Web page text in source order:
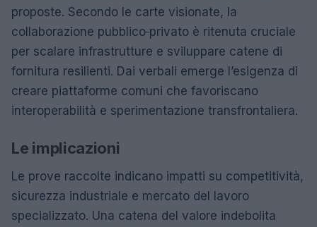
proposte. Secondo le carte visionate, la
collaborazione pubblico‑privato è ritenuta cruciale
per scalare infrastrutture e sviluppare catene di
fornitura resilienti. Dai verbali emerge l’esigenza di
creare piattaforme comuni che favoriscano
interoperabilità e sperimentazione transfrontaliera.
Le implicazioni
Le prove raccolte indicano impatti su competitività,
sicurezza industriale e mercato del lavoro
specializzato. Una catena del valore indebolita